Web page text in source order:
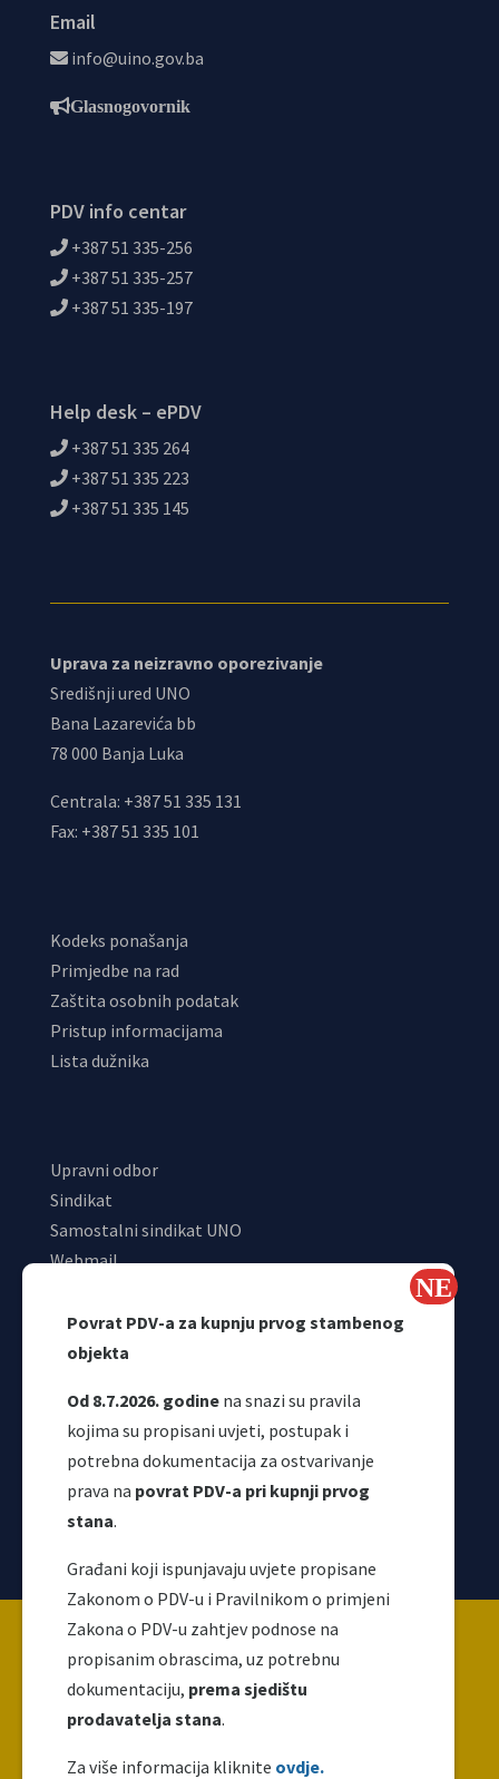
Povrat PDV-a za kupnju prvog stambenog
objekta
Od 8.7.2026. godine na snazi su pravila
kojima su propisani uvjeti, postupak i
potrebna dokumentacija za ostvarivanje
prava na povrat PDV-a pri kupnji prvog
stana.
Građani koji ispunjavaju uvjete propisane
Zakonom o PDV-u i Pravilnikom o primjeni
Zakona o PDV-u zahtjev podnose na
propisanim obrascima, uz potrebnu
dokumentaciju, prema sjedištu
prodavatelja stana.
Za više informacija kliknite ovdje.
Email
info@uino.gov.ba
Glasnogovornik
PDV info centar
+387 51 335-256
+387 51 335-257
+387 51 335-197
Help desk – ePDV
+387 51 335 264
+387 51 335 223
+387 51 335 145
Uprava za neizravno oporezivanje
Središnji ured UNO
Bana Lazarevića bb
78 000 Banja Luka
Centrala: +387 51 335 131
Fax: +387 51 335 101
Kodeks ponašanja
Primjedbe na rad
Zaštita osobnih podatak
Pristup informacijama
Lista dužnika
Upravni odbor
Sindikat
Samostalni sindikat UNO
Webmail
Korisni linkovi
Copyright ©2026 Uprava za indirektno / neizravno
oporezivanje BiH
Ova web stranica napravljena je i održava se uz
finansijsku podršku Evropske unije. Za njen sadržaj